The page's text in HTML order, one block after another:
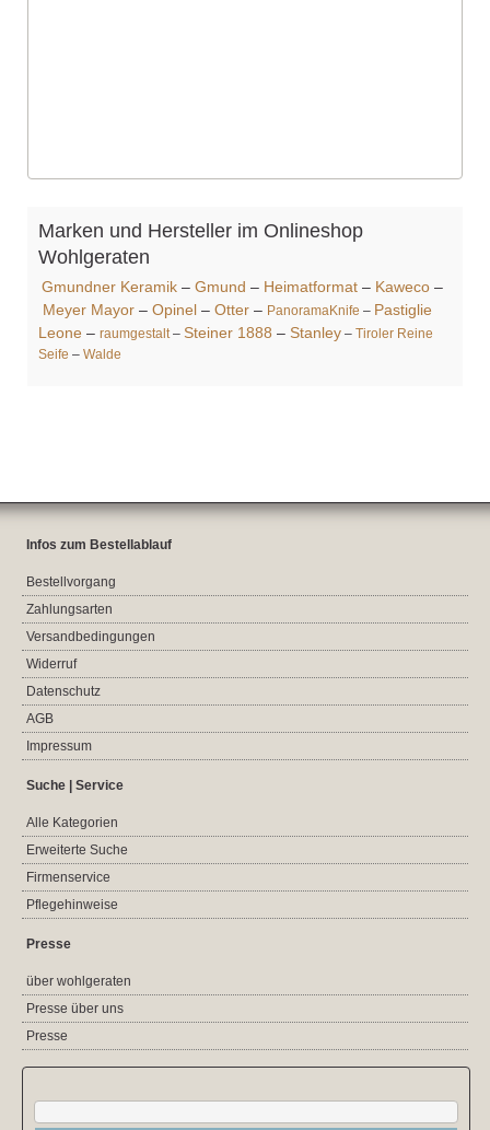
Marken und Hersteller im Onlineshop
Wohlgeraten
Gmundner Keramik – Gmund – Heimatformat – Kaweco –
Meyer Mayor – Opinel – Otter – PanoramaKnife – Pastiglie
Leone – raumgestalt – Steiner 1888 – Stanley – Tiroler Reine
Seife – Walde
Infos zum Bestellablauf
Bestellvorgang
Zahlungsarten
Versandbedingungen
Widerruf
Datenschutz
AGB
Impressum
Suche | Service
Alle Kategorien
Erweiterte Suche
Firmenservice
Pflegehinweise
Presse
über wohlgeraten
Presse über uns
Presse